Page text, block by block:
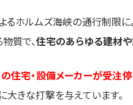
るホルムズ海峡の通行制限に
質で、住宅のあらゆる建材
くの住宅・設備メーカーが受
大きな打撃を与えています。